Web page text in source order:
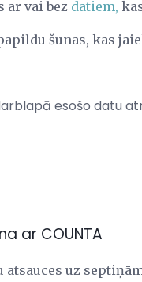
ar vai bez datiem,
šūnas, kas
esošo datu
ar COUNTA
uz